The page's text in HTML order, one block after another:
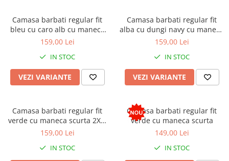
Camasa barbati regular fit
bleu cu caro alb cu maneca
scurta
159,00 Lei
IN STOC
VEZI VARIANTE
Camasa barbati regular fit
alba cu dungi navy cu maneca
scurta
159,00 Lei
IN STOC
VEZI VARIANTE
Camasa barbati regular fit
verde cu maneca scurta 2XL-
3XL
159,00 Lei
IN STOC
Camasa barbati regular fit
verde cu maneca scurta
149,00 Lei
IN STOC